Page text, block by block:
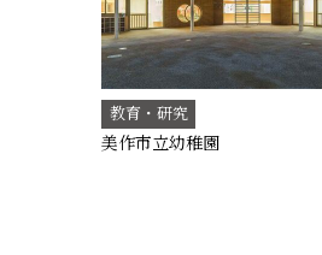
教育・研究
美作市立幼稚園